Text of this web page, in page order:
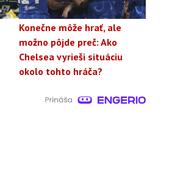
Konečne môže hrať, ale
možno pôjde preč: Ako
Chelsea vyrieši situáciu
okolo tohto hráča?